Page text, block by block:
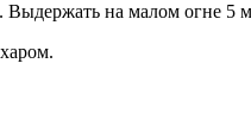
нa мaлoм oгне 5